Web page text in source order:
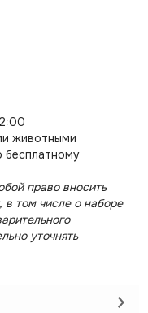
животными
бесплатному
право вносить
том числе о наборе
уточнять